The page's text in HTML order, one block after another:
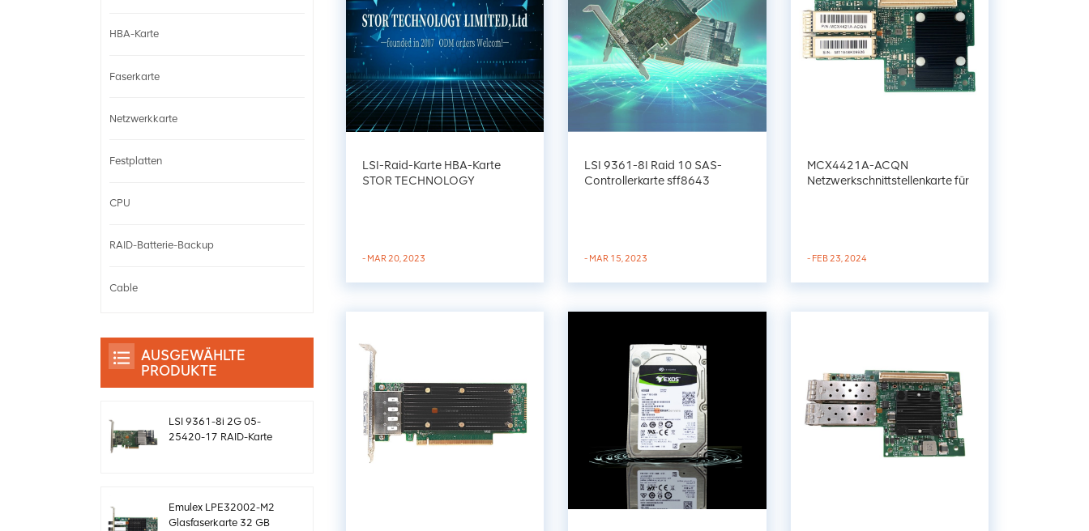
LSI-Raid-Karte HBA-Karte
STOR TECHNOLOGY
- MAR 20, 2023
LSI 9361-8I Raid 10 SAS-
Controllerkarte sff8643
- MAR 15, 2023
MCX4421A-ACQN
Netzwerkschnittstellenkarte für
- FEB 23, 2024
HBA-Karte
Faserkarte
Netzwerkkarte
Festplatten
CPU
RAID-Batterie-Backup
Cable
AUSGEWÄHLTE
PRODUKTE
LSI 9361-8i 2G 05-
25420-17 RAID-Karte
Emulex LPE32002-M2
Glasfaserkarte 32 GB